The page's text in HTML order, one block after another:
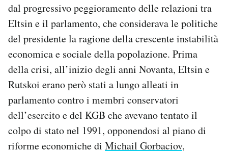
dal progressivo peggioramento delle relazioni tra
Eltsin e il parlamento, che considerava le politiche
del presidente la ragione della crescente instabilità
economica e sociale della popolazione. Prima
della crisi, all’inizio degli anni Novanta, Eltsin e
Rutskoi erano però stati a lungo alleati in
parlamento contro i membri conservatori
dell’esercito e del KGB che avevano tentato il
colpo di stato nel 1991, opponendosi al piano di
riforme economiche di Michail Gorbaciov,